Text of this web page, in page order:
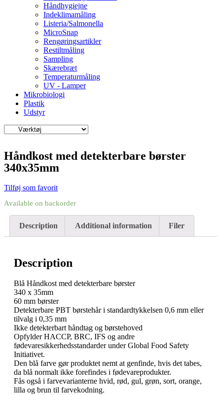
Håndhygiejne
Indeklimamåling
Listeria/Salmonella
MicroSnap
Rengøringsartikler
Restiltmåling
Sampling
Skærebræt
Temperaturmåling
UV - Lamper
Mikrobiologi
Plastik
Udstyr
Håndkost med detekterbare børster
340x35mm
Tilføj som favorit
Available on backorder
Description Additional information Filer
Description
Blå Håndkost med detekterbare børster
340 x 35mm
60 mm børster
Detekterbare PBT børstehår i standardtykkelsen 0,6 mm eller
tilvalg i 0,35 mm
Ikke detekterbart håndtag og børstehoved
Opfylder HACCP, BRC, IFS og andre
fødevaresikkerhedsstandarder under Global Food Safety
Initiativet.
Den blå farve gør produktet nemt at genfinde, hvis det tabes,
da blå normalt ikke forefindes i fødevareprodukter.
Fås også i farvevarianterne hvid, rød, gul, grøn, sort, orange,
lilla og brun til farvekodning.